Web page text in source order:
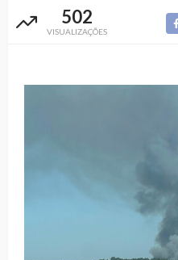
502
VISUALIZAÇÕES